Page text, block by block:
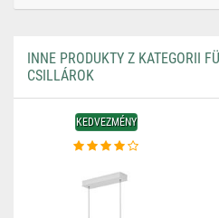
INNE PRODUKTY Z KATEGORII
CSILLÁROK
KEDVEZMÉNY